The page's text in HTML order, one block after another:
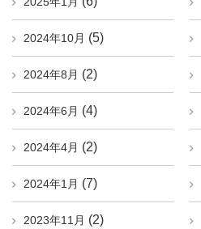
2024年10月 (5)
2024年8月 (2)
2024年6月 (4)
2024年4月 (2)
2024年1月 (7)
2023年11月 (2)